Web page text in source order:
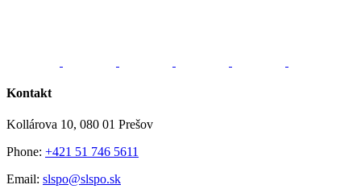
Kontakt
Kollárova 10, 080 01 Prešov
Phone: +421 51 746 5611
Email: slspo@slspo.sk